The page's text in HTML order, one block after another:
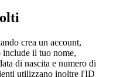
crea un account,
il tuo nome,
di nascita e numero di
utilizzano inoltre l'ID